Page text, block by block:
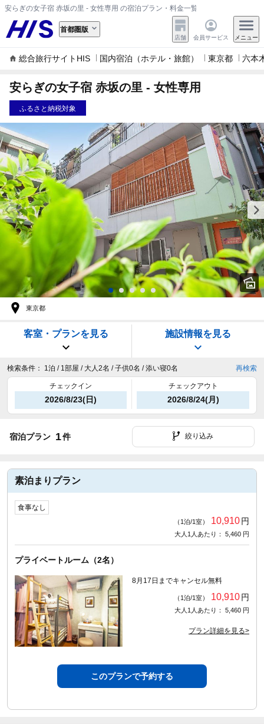
安らぎの女子宿 赤坂の里 - 女性専用 の宿泊プラン・料金一覧
首都圏版
店舗 会員サービス メニュー
総合旅行サイトHIS 国内宿泊（ホテル・旅館） 東京都 六本
安らぎの女子宿 赤坂の里 - 女性専用
ふるさと納税対象
東京都
客室・プランを見る 施設情報を見る
検索条件： 1泊 / 1部屋 / 大人2名 / 子供0名 / 添い寝0名 再検索
チェックイン
2026/8/23(日)
チェックアウト
2026/8/24(月)
宿泊プラン 1件 絞り込み
素泊まりプラン
食事なし
（1泊/1室） 10,910円
大人1人あたり： 5,460 円
プライベートルーム（2名）
8月17日までキャンセル無料
（1泊/1室） 10,910円
大人1人あたり： 5,460 円
プラン詳細を見る>
このプランで予約する